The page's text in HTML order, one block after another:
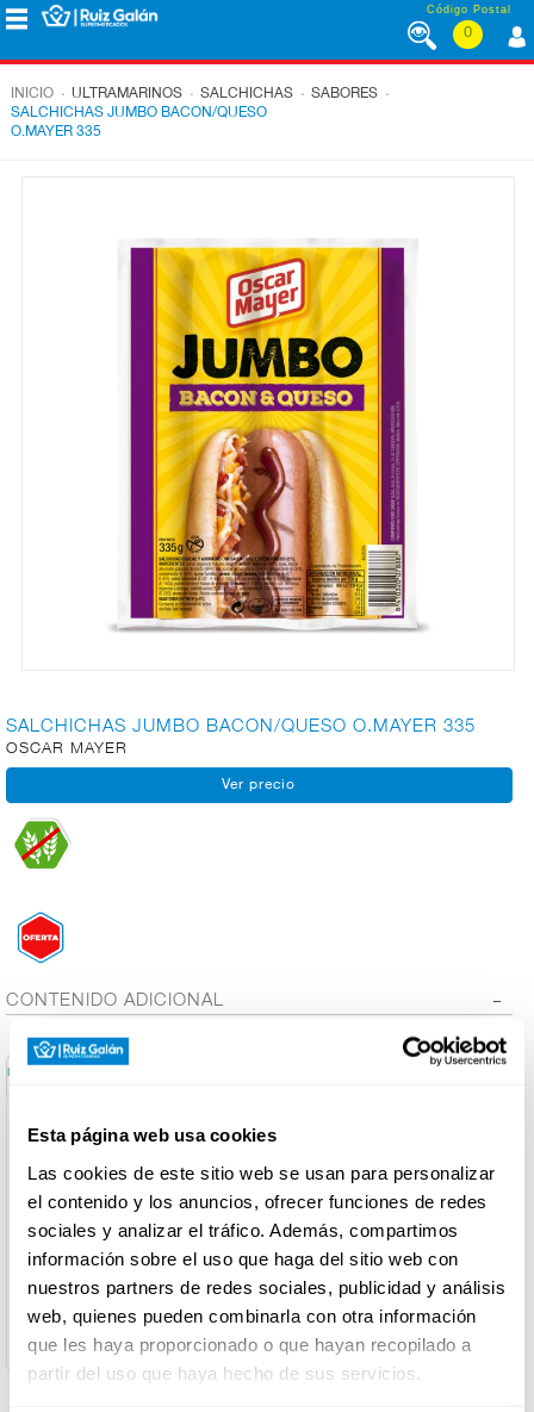
Esta página web usa cookies
Las cookies de este sitio web se usan para personalizar
el contenido y los anuncios, ofrecer funciones de redes
sociales y analizar el tráfico. Además, compartimos
información sobre el uso que haga del sitio web con
nuestros partners de redes sociales, publicidad y análisis
web, quienes pueden combinarla con otra información
que les haya proporcionado o que hayan recopilado a
partir del uso que haya hecho de sus servicios.
Saltar al contenido Código Postal
0
CORPORATIVO
AL
CORTE
FRUTAS Y
VERDURAS
Y LIMPIEZA
PERFUMERÍA
E HIGIENE
MASCOTAS
INICIO . ULTRAMARINOS . SALCHICHAS . SABORES .
SALCHICHAS JUMBO BACON/QUESO
O.MAYER 335
SALCHICHAS JUMBO BACON/QUESO O.MAYER 335
OSCAR MAYER
CONTENIDO ADICIONAL
Conservación y
Denominación de alimento:
País de Origen:
España
Nombre de Operador:
Campofrio Food Group S.A.
Dirección del Operador:
Avda. de Europa, 24 - 28108 ALCOBENDAS (Madrid) España
Cantidad neta: